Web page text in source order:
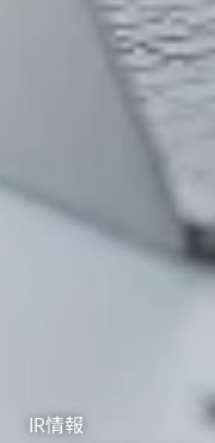
IR情報